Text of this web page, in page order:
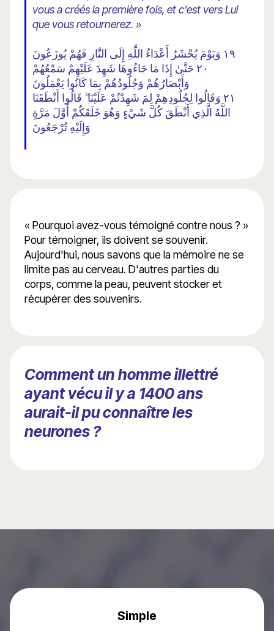
vous a créés la première fois, et c'est vers Lui
que vous retournerez. »
١٩ وَيَوْمَ يُحْشَرُ أَعْدَاءُ اللَّهِ إِلَى النَّارِ فَهُمْ يُوزَعُونَ
٢٠ حَتَّىٰ إِذَا مَا جَاءُوهَا شَهِدَ عَلَيْهِمْ سَمْعُهُمْ
وَأَبْصَارُهُمْ وَجُلُودُهُمْ بِمَا كَانُوا يَعْمَلُونَ
٢١ وَقَالُوا لِجُلُودِهِمْ لِمَ شَهِدْتُمْ عَلَيْنَا ۖ قَالُوا أَنْطَقَنَا
اللَّهُ الَّذِي أَنْطَقَ كُلَّ شَيْءٍ وَهُوَ خَلَقَكُمْ أَوَّلَ مَرَّةٍ
وَإِلَيْهِ تُرْجَعُونَ
« Pourquoi avez-vous témoigné contre nous ? »
Pour témoigner, ils doivent se souvenir.
Aujourd'hui, nous savons que la mémoire ne se
limite pas au cerveau. D'autres parties du
corps, comme la peau, peuvent stocker et
récupérer des souvenirs.
Comment un homme illettré
ayant vécu il y a 1400 ans
aurait-il pu connaître les
neurones ?
Simple